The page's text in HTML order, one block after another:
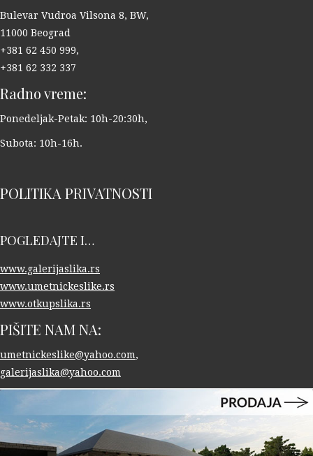
Bulevar Vudroa Vilsona 8, BW,
11000 Beograd
+381 62 450 999,
+381 62 332 337
Radno vreme:
Ponedeljak-Petak: 10h-20:30h,
Subota: 10h-16h.
POLITIKA PRIVATNOSTI
POGLEDAJTE I…
www.galerijaslika.rs
www.umetnickeslike.rs
www.otkupslika.rs
PIŠITE NAM NA:
umetnickeslike@yahoo.com,
galerijaslika@yahoo.com